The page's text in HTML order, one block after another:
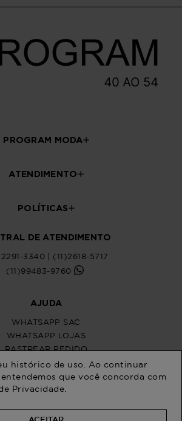
histórico de uso. Ao continuar
que você concorda com
Privacidade
ACEITAR